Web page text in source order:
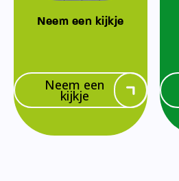
Neem een kijkje
Neem een
kijkje